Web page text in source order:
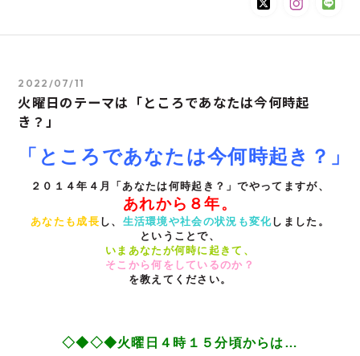
2022/07/11
火曜日のテーマは「ところであなたは今何時起
き？」
「ところであなたは今何時起き？」
あれから８年。
あなたも成長 し、 生活環境や社会の状況も変化しました。
いまあなたが何時に起きて、
そこから何をしているのか？
を教えてください。
◇◆◇◆火曜日４時１５分頃からは…